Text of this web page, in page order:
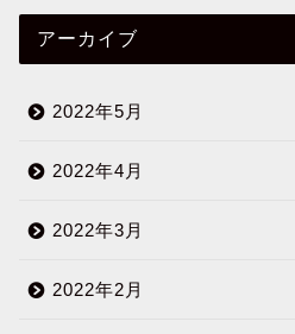
アーカイブ
2022年5月
2022年4月
2022年3月
2022年2月